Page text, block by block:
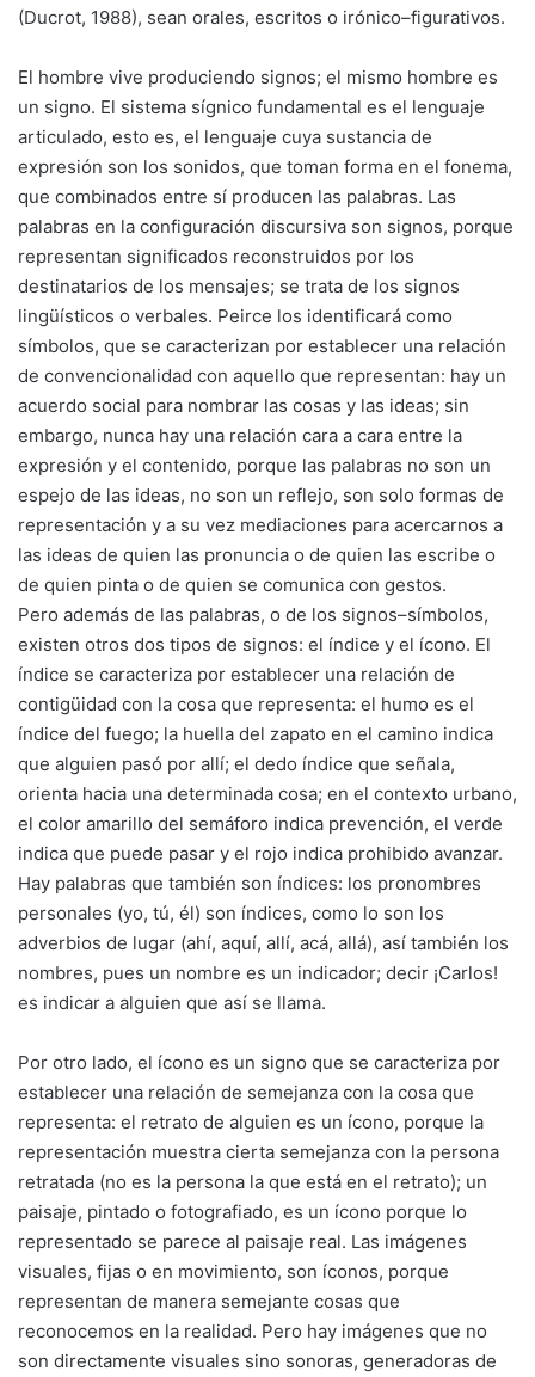
(Ducrot, 1988), sean orales, escritos o irónico–figurativos.
El hombre vive produciendo signos; el mismo hombre es
un signo. El sistema sígnico fundamental es el lenguaje
articulado, esto es, el lenguaje cuya sustancia de
expresión son los sonidos, que toman forma en el fonema,
que combinados entre sí producen las palabras. Las
palabras en la configuración discursiva son signos, porque
representan significados reconstruidos por los
destinatarios de los mensajes; se trata de los signos
lingüísticos o verbales. Peirce los identificará como
símbolos, que se caracterizan por establecer una relación
de convencionalidad con aquello que representan: hay un
acuerdo social para nombrar las cosas y las ideas; sin
embargo, nunca hay una relación cara a cara entre la
expresión y el contenido, porque las palabras no son un
espejo de las ideas, no son un reflejo, son solo formas de
representación y a su vez mediaciones para acercarnos a
las ideas de quien las pronuncia o de quien las escribe o
de quien pinta o de quien se comunica con gestos.
Pero además de las palabras, o de los signos–símbolos,
existen otros dos tipos de signos: el índice y el ícono. El
índice se caracteriza por establecer una relación de
contigüidad con la cosa que representa: el humo es el
índice del fuego; la huella del zapato en el camino indica
que alguien pasó por allí; el dedo índice que señala,
orienta hacia una determinada cosa; en el contexto urbano,
el color amarillo del semáforo indica prevención, el verde
indica que puede pasar y el rojo indica prohibido avanzar.
Hay palabras que también son índices: los pronombres
personales (yo, tú, él) son índices, como lo son los
adverbios de lugar (ahí, aquí, allí, acá, allá), así también los
nombres, pues un nombre es un indicador; decir ¡Carlos!
es indicar a alguien que así se llama.
Por otro lado, el ícono es un signo que se caracteriza por
establecer una relación de semejanza con la cosa que
representa: el retrato de alguien es un ícono, porque la
representación muestra cierta semejanza con la persona
retratada (no es la persona la que está en el retrato); un
paisaje, pintado o fotografiado, es un ícono porque lo
representado se parece al paisaje real. Las imágenes
visuales, fijas o en movimiento, son íconos, porque
representan de manera semejante cosas que
reconocemos en la realidad. Pero hay imágenes que no
son directamente visuales sino sonoras, generadoras de